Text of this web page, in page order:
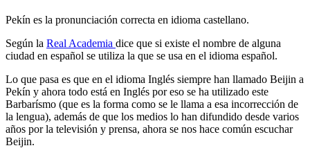
Pekín es la pronunciación correcta en idioma castellano.
Según la Real Academia dice que si existe el nombre de alguna
ciudad en español se utiliza la que se usa en el idioma español.
Lo que pasa es que en el idioma Inglés siempre han llamado Beijin a
Pekín y ahora todo está en Inglés por eso se ha utilizado este
Barbarísmo (que es la forma como se le llama a esa incorrección de
la lengua), además de que los medios lo han difundido desde varios
años por la televisión y prensa, ahora se nos hace común escuchar
Beijin.